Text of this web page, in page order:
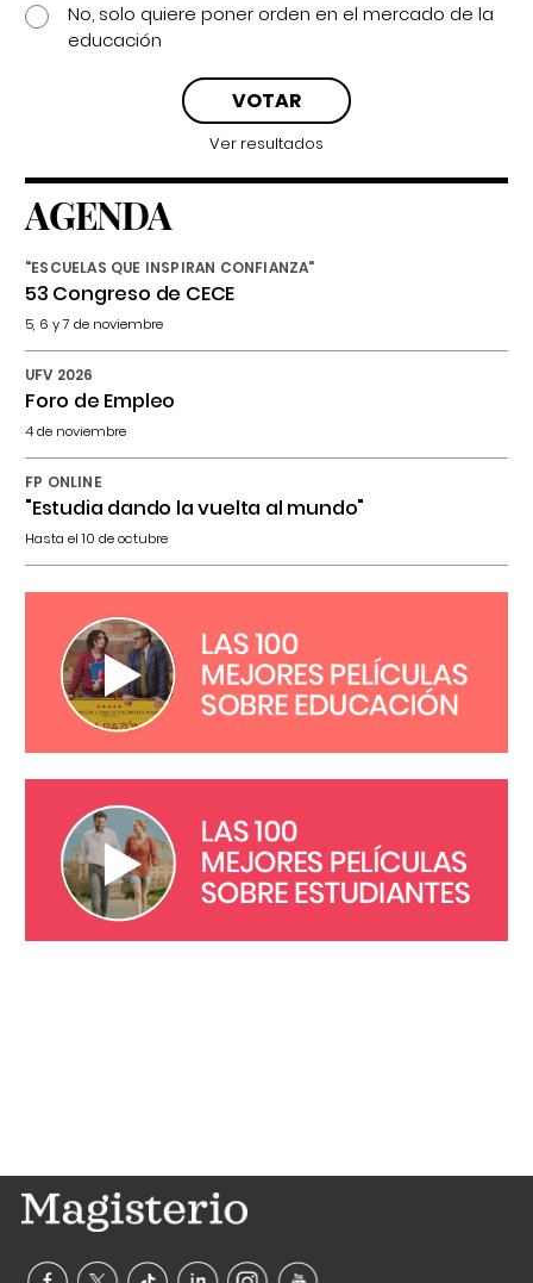
No, solo quiere poner orden en el mercado de la
educación
Ver resultados
AGENDA
"ESCUELAS QUE INSPIRAN CONFIANZA"
53 Congreso de CECE
5, 6 y 7 de noviembre
UFV 2026
Foro de Empleo
4 de noviembre
FP ONLINE
"Estudia dando la vuelta al mundo"
Hasta el 10 de octubre